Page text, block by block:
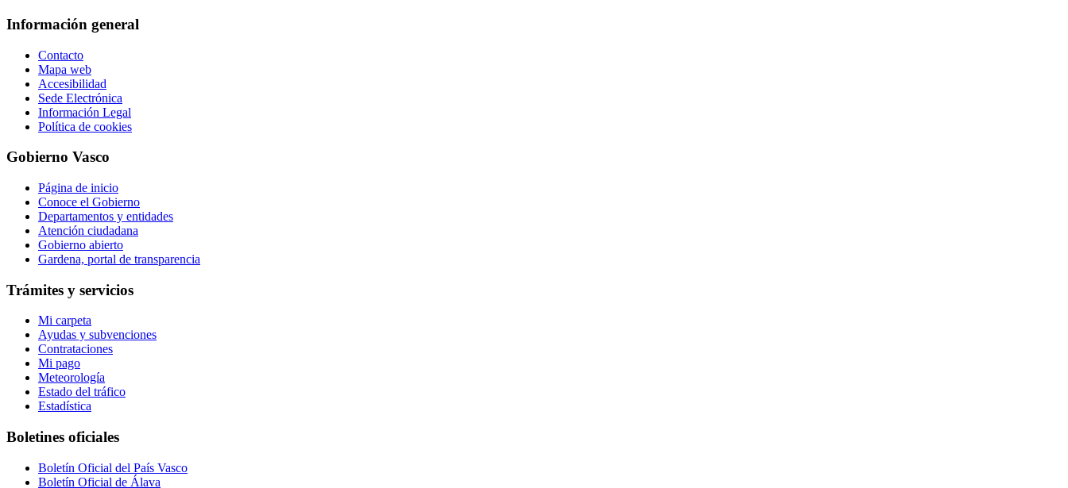
Información general
Contacto
Mapa web
Accesibilidad
Sede Electrónica
Información Legal
Política de cookies
Gobierno Vasco
Página de inicio
Conoce el Gobierno
Departamentos y entidades
Atención ciudadana
Gobierno abierto
Gardena, portal de transparencia
Trámites y servicios
Mi carpeta
Ayudas y subvenciones
Contrataciones
Mi pago
Meteorología
Estado del tráfico
Estadística
Boletines oficiales
Boletín Oficial del País Vasco
Boletín Oficial de Álava